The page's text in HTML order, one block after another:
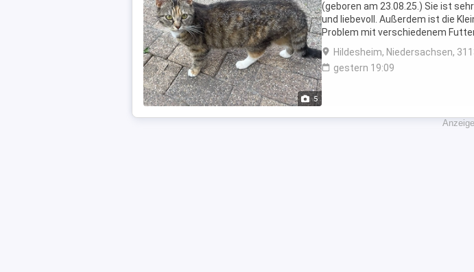
5
(geboren am 23.08.25.) Sie ist
und liebevoll. Außerdem ist die
Problem mit verschiedenem
Nachricht schreiben und ein
Hildesheim, Niedersachsen,
gestern 19:09